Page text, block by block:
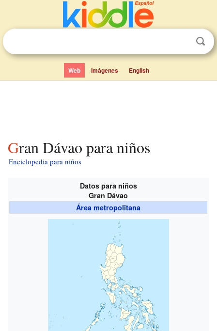
Web Imágenes English
Gran Dávao para niños
Enciclopedia para niños
Datos para niños
Gran Dávao
Área metropolitana